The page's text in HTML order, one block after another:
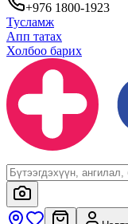
+976 1800-1923
Тусламж
Апп татах
Холбоо барих